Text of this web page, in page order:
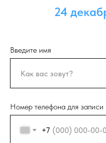
24
Введите имя
Номер телефона для записи
+7